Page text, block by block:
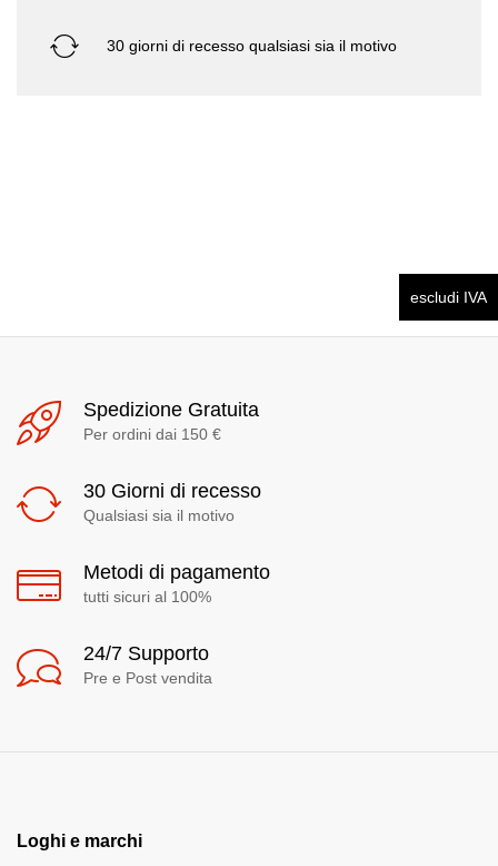
30 giorni di recesso qualsiasi sia il motivo
Spedizione Gratuita
Per ordini dai 150 €
30 Giorni di recesso
Qualsiasi sia il motivo
Metodi di pagamento
tutti sicuri al 100%
24/7 Supporto
Pre e Post vendita
Loghi e marchi
escludi IVA